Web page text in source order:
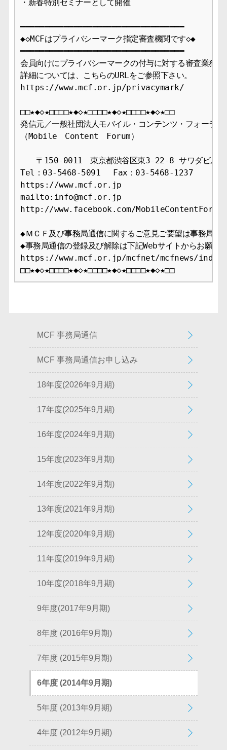
・新春特別セミナーとして開催
━━━━━━━━━━━━━━━━━━━━━━━━━━━━━━━━━━
◆◇MCFはプライバシーマーク指定審査機関です◇◆
━━━━━━━━━━━━━━━━━━━━━━━━━━━━━━━━━━
会員向けにプライバシーマークの付与に対する審査業務
詳細については、こちらのURLをご参照下さい。
https://www.mcf.or.jp/privacymark/
□□★◆◇★□□□□★◆◇★□□□□★◆◇★□□□□★◆◇★□□
発信元／一般社団法人モバイル・コンテンツ・フォーラム
（Mobile　Content　Forum）
〒150-0011　東京都渋谷区東3-22-8 サワダビル
Tel：03-5468-5091　 Fax：03-5468-1237
https://www.mcf.or.jp
mailto:info@mcf.or.jp
http://www.facebook.com/MobileContentForum
◆ＭＣＦ及び事務局通信に関するご意見ご要望は事務局ま
◆事務局通信の登録及び解除は下記Webサイトからお願い
https://www.mcf.or.jp/mcfnet/mcfnews/
□□★◆◇★□□□□★◆◇★□□□□★◆◇★□□□□★◆◇★□□
MCF 事務局通信
MCF 事務局通信お申し込み
18年度(2026年9月期)
17年度(2025年9月期)
16年度(2024年9月期)
15年度(2023年9月期)
14年度(2022年9月期)
13年度(2021年9月期)
12年度(2020年9月期)
11年度(2019年9月期)
10年度(2018年9月期)
9年度(2017年9月期)
8年度 (2016年9月期)
7年度 (2015年9月期)
6年度 (2014年9月期)
5年度 (2013年9月期)
4年度 (2012年9月期)